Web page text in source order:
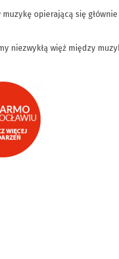
opierającą się
niezwykłą więź między